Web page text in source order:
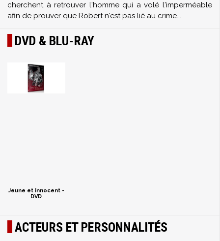
cherchent à retrouver l'homme qui a volé l'imperméable
afin de prouver que Robert n'est pas lié au crime...
DVD & BLU-RAY
Jeune et innocent -
DVD
ACTEURS ET PERSONNALITÉS